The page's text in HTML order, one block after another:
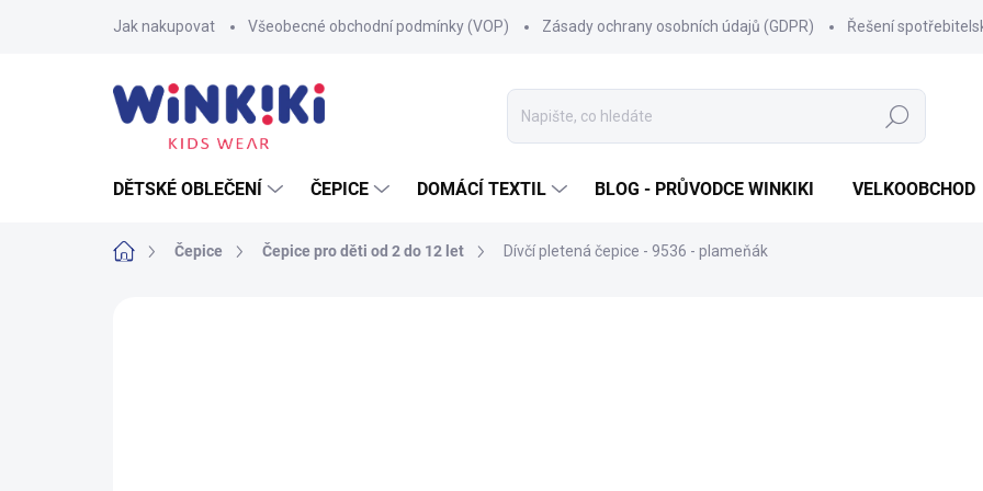
Jak nakupovat Všeobecné obchodní podmínky (VOP) Zásady ochrany osobních údajů (GDPR) Řešení
Hledat
DĚTSKÉ OBLEČENÍ ČEPICE DOMÁCÍ TEXTIL BLOG - PRŮVODCE WINKIKI VELKOOBCHOD
Domů Čepice Čepice pro děti od 2 do 12 let Dívčí pletená čepice - 9536 - plameňák